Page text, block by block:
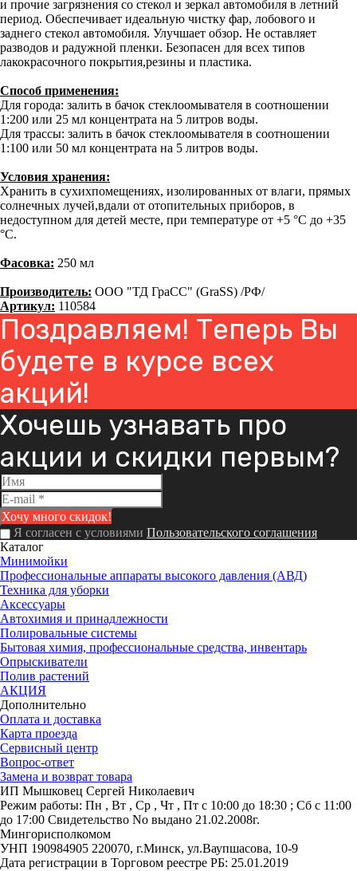
и прочие загрязнения со стекол и зеркал автомобиля в летний
период. Обеспечивает идеальную чистку фар, лобового и
заднего стекол автомобиля. Улучшает обзор. Не оставляет
разводов и радужной пленки. Безопасен для всех типов
лакокрасочного покрытия,резины и пластика.
Способ применения:
Для города: залить в бачок стеклоомывателя в соотношении
1:200 или 25 мл концентрата на 5 литров воды.
Для трассы: залить в бачок стеклоомывателя в соотношении
1:100 или 50 мл концентрата на 5 литров воды.
Условия хранения:
Хранить в сухихпомещениях, изолированных от влаги, прямых
солнечных лучей,вдали от отопительных приборов, в
недоступном для детей месте, при температуре от +5 °C до +35
°C.
Фасовка: 250 мл
Производитель: ООО "ТД ГраСС" (GraSS) /РФ/
Артикул: 110584
Поздравляем! Теперь Вы
будете в курсе всех
акций!
Хочешь узнавать про
акции и скидки первым?
Я согласен с условиями Пользовательского соглашения
Каталог
Минимойки
Профессиональные аппараты высокого давления (АВД)
Техника для уборки
Аксессуары
Автохимия и принадлежности
Полировальные системы
Бытовая химия, профессиональные средства, инвентарь
Опрыскиватели
Полив растений
АКЦИЯ
Дополнительно
Оплата и доставка
Карта проезда
Сервисный центр
Вопрос-ответ
Замена и возврат товара
ИП Мышковец Сергей Николаевич
Режим работы: Пн , Вт , Ср , Чт , Пт c 10:00 до 18:30 ; Сб c 11:00
до 17:00 Свидетельство No выдано 21.02.2008г.
Мингорисполкомом
УНП 190984905 220070, г.Минск, ул.Ваупшасова, 10-9
Дата регистрации в Торговом реестре РБ: 25.01.2019